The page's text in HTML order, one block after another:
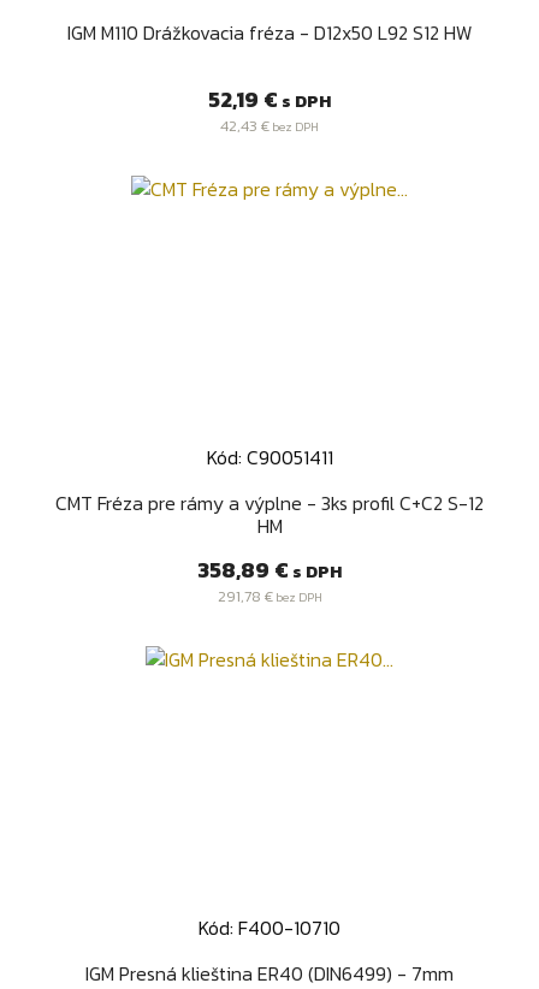
IGM M110 Drážkovacia fréza - D12x50 L92 S12 HW
Cena
52,19 € s DPH
42,43 € bez DPH
Kód: C90051411
CMT Fréza pre rámy a výplne - 3ks profil C+C2 S-12
HM
Cena
358,89 € s DPH
291,78 €bez DPH
Kód: F400-10710
IGM Presná klieština ER40 (DIN6499) - 7mm